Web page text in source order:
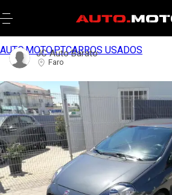
AUTO.MOTO.PTCARROS USADOS
JC Auto Barato
Faro